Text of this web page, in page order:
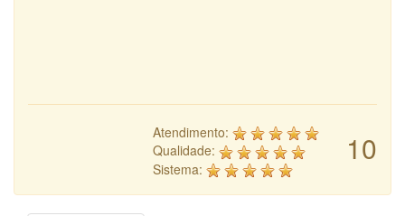
10
Atendimento:
Qualidade:
Sistema: